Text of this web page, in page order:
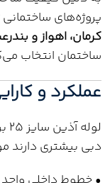
پروژه‌های ساختمانی
کرمان، اهواز و
ساختمان انتخاب
عملکرد و
دبی بیشتری دارند